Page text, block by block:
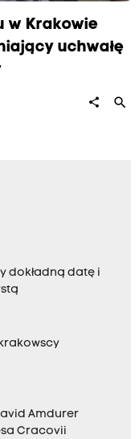
w Krakowie
uchwałę
share search
dokładną datę i
Amdurer
Cracovii